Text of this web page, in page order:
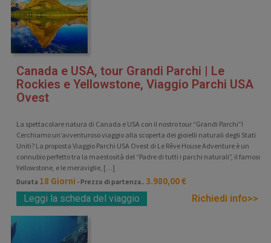
Canada e USA, tour Grandi Parchi | Le
Rockies e Yellowstone, Viaggio Parchi USA
Ovest
La spettacolare natura di Canada e USA con il nostro tour “Grandi Parchi”!
Cerchiamo un’avventuroso viaggio alla scoperta dei gioielli naturali degli Stati
Uniti? La proposta Viaggio Parchi USA Ovest di Le Rêve House Adventure è un
connubio perfetto tra la maestosità del “Padre di tutti i parchi naturali”, il famoso
Yellowstone, e le meraviglie, […]
Durata 18 Giorni - Prezzo di partenza.. 3.980,00 €
Leggi la scheda del viaggio
Richiedi info>>